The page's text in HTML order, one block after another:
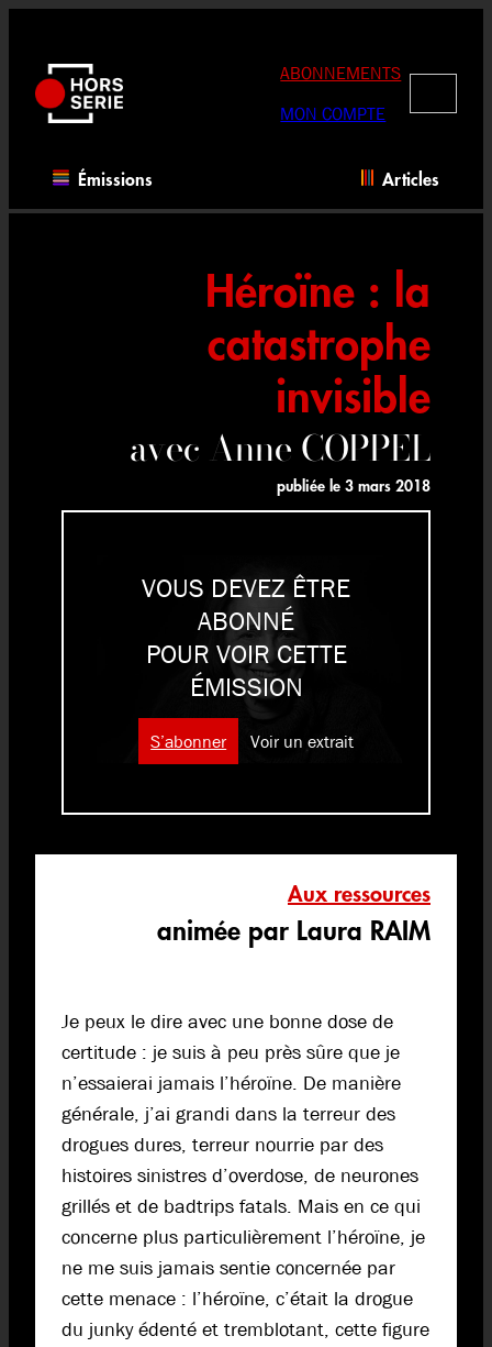
contenu
ABONNEMENTS
MON COMPTE
Émissions Articles
Héroïne : la
catastrophe
invisible
avec Anne COPPEL
publiée le 3 mars 2018
VOUS DEVEZ ÊTRE
ABONNÉ
POUR VOIR CETTE
ÉMISSION
S’abonner Voir un extrait
Aux ressources
animée par Laura RAIM
Je peux le dire avec une bonne dose de
certitude : je suis à peu près sûre que je
n’essaierai jamais l’héroïne. De manière
générale, j’ai grandi dans la terreur des
drogues dures, terreur nourrie par des
histoires sinistres d’overdose, de neurones
grillés et de badtrips fatals. Mais en ce qui
concerne plus particulièrement l’héroïne, je
ne me suis jamais sentie concernée par
cette menace : l’héroïne, c’était la drogue
du junky édenté et tremblotant, cette figure